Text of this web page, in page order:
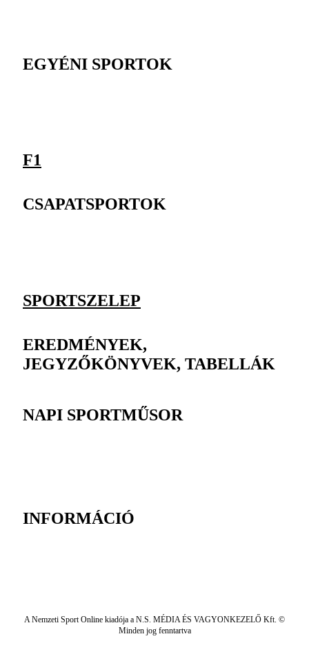
EGYÉNI SPORTOK
F1
CSAPATSPORTOK
SPORTSZELEP
EREDMÉNYEK,
JEGYZŐKÖNYVEK, TABELLÁK
NAPI SPORTMŰSOR
INFORMÁCIÓ
A Nemzeti Sport Online kiadója a N.S. MÉDIA ÉS VAGYONKEZELŐ Kft. ©
Minden jog fenntartva